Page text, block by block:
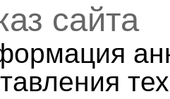
сайта